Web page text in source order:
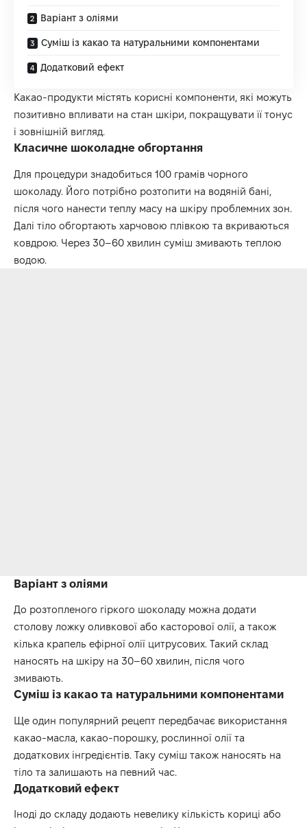
Варіант з оліями
Суміш із какао та натуральними компонентами
Додатковий ефект
Какао-продукти містять корисні компоненти, які можуть
позитивно впливати на стан шкіри, покращувати її тонус
і зовнішній вигляд.
Класичне шоколадне обгортання
Для процедури знадобиться 100 грамів чорного
шоколаду. Його потрібно розтопити на водяній бані,
після чого нанести теплу масу на шкіру проблемних зон.
Далі тіло обгортають харчовою плівкою та вкриваються
ковдрою. Через 30–60 хвилин суміш змивають теплою
водою.
Варіант з оліями
До розтопленого гіркого шоколаду можна додати
столову ложку оливкової або касторової олії, а також
кілька крапель ефірної олії цитрусових. Такий склад
наносять на шкіру на 30–60 хвилин, після чого
змивають.
Суміш із какао та натуральними компонентами
Ще один популярний рецепт передбачає використання
какао-масла, какао-порошку, рослинної олії та
додаткових інгредієнтів. Таку суміш також наносять на
тіло та залишають на певний час.
Додатковий ефект
Іноді до складу додають невелику кількість кориці або